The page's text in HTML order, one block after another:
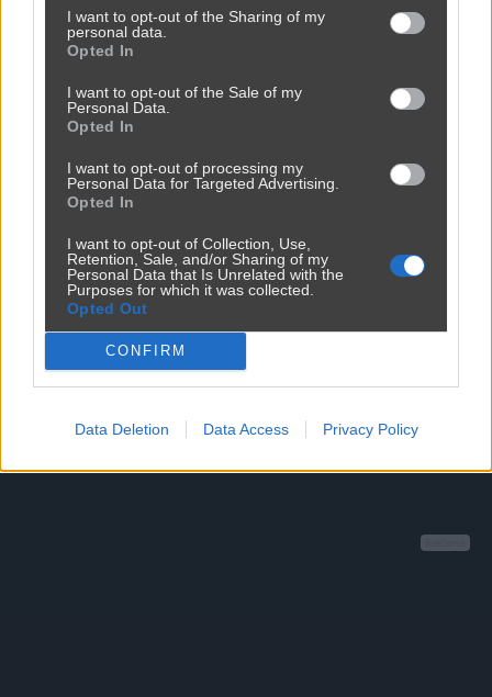
I want to opt-out of the Sharing of my
personal data.
Opted In
I want to opt-out of the Sale of my
Personal Data.
Opted In
I want to opt-out of processing my
Personal Data for Targeted Advertising.
Opted In
I want to opt-out of Collection, Use,
Retention, Sale, and/or Sharing of my
Personal Data that Is Unrelated with the
Purposes for which it was collected.
Opted Out
CONFIRM
Data Deletion Data Access Privacy Policy
Dolaczone materialy:
Maks. 10MB. Dozwolone formaty: JPG, PNG, GIF, WebP, PDF
Zapisz zgłoszenie